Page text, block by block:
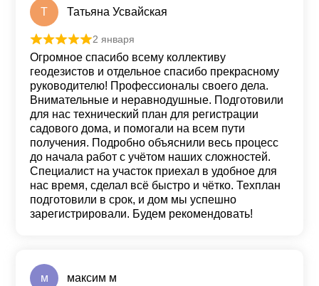
Т Татьяна Усвайская
Оценка из 5
2 января
Огромное спасибо всему коллективу
геодезистов и отдельное спасибо прекрасному
руководителю! Профессионалы своего дела.
Внимательные и неравнодушные. Подготовили
для нас технический план для регистрации
садового дома, и помогали на всем пути
получения. Подробно объяснили весь процесс
до начала работ с учётом наших сложностей.
Специалист на участок приехал в удобное для
нас время, сделал всё быстро и чётко. Техплан
подготовили в срок, и дом мы успешно
зарегистрировали. Будем рекомендовать!
м максим м